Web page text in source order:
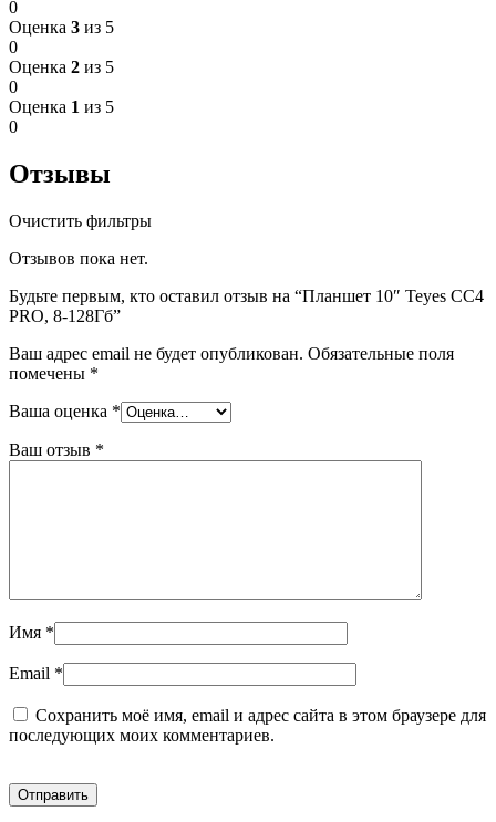
0
Оценка 3 из 5
0
Оценка 2 из 5
0
Оценка 1 из 5
0
Отзывы
Очистить фильтры
Отзывов пока нет.
Будьте первым, кто оставил отзыв на “Планшет 10″ Teyes CC4
PRO, 8-128Гб”
Ваш адрес email не будет опубликован. Обязательные поля
помечены *
Ваша оценка *
Ваш отзыв *
Имя *
Email *
Сохранить моё имя, email и адрес сайта в этом браузере для
последующих моих комментариев.